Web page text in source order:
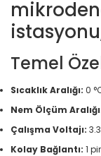
Temel
Sıcaklık Aralığı: 0
Nem Ölçüm
Çalışma Voltajı:
Kolay Bağlantı: 1